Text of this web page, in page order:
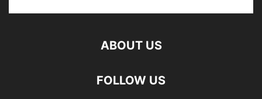
ABOUT US
FOLLOW US